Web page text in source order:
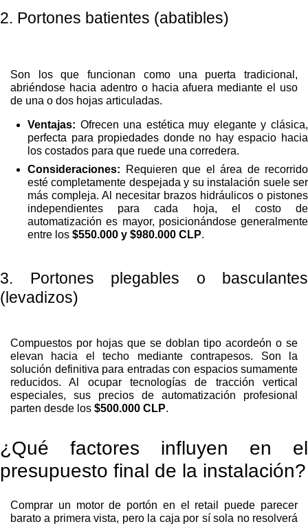
2. Portones batientes (abatibles)
Son los que funcionan como una puerta tradicional,
abriéndose hacia adentro o hacia afuera mediante el uso
de una o dos hojas articuladas.
Ventajas: Ofrecen una estética muy elegante y clásica,
perfecta para propiedades donde no hay espacio hacia
los costados para que ruede una corredera.
Consideraciones: Requieren que el área de recorrido
esté completamente despejada y su instalación suele ser
más compleja. Al necesitar brazos hidráulicos o pistones
independientes para cada hoja, el costo de
automatización es mayor, posicionándose generalmente
entre los $550.000 y $980.000 CLP.
3. Portones plegables o basculantes
(levadizos)
Compuestos por hojas que se doblan tipo acordeón o se
elevan hacia el techo mediante contrapesos. Son la
solución definitiva para entradas con espacios sumamente
reducidos. Al ocupar tecnologías de tracción vertical
especiales, sus precios de automatización profesional
parten desde los $500.000 CLP.
¿Qué factores influyen en el
presupuesto final de la instalación?
Comprar un motor de portón en el retail puede parecer
barato a primera vista, pero la caja por sí sola no resolverá